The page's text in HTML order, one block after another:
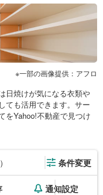
一部の画像提供：アフロ
日焼けが気になる衣類や
ても活用できます。サー
をYahoo!不動産で見つけ
条件変更
通知設定